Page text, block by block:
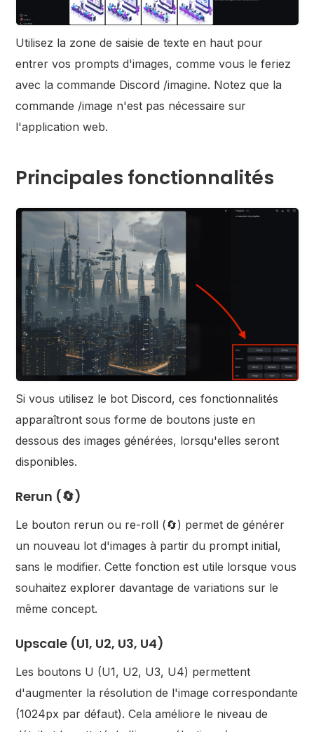
Utilisez la zone de saisie de texte en haut pour
entrer vos prompts d'images, comme vous le feriez
avec la commande Discord /imagine. Notez que la
commande /image n'est pas nécessaire sur
l'application web.
Principales fonctionnalités
Si vous utilisez le bot Discord, ces fonctionnalités
apparaîtront sous forme de boutons juste en
dessous des images générées, lorsqu'elles seront
disponibles.
Rerun (🔄)
Le bouton rerun ou re-roll (🔄) permet de générer
un nouveau lot d'images à partir du prompt initial,
sans le modifier. Cette fonction est utile lorsque vous
souhaitez explorer davantage de variations sur le
même concept.
Upscale (U1, U2, U3, U4)
Les boutons U (U1, U2, U3, U4) permettent
d'augmenter la résolution de l'image correspondante
(1024px par défaut). Cela améliore le niveau de